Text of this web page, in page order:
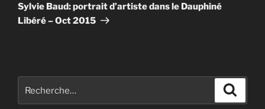
suivant
Sylvie Baud: portrait d’artiste dans le Dauphiné
Libéré – Oct 2015
pour